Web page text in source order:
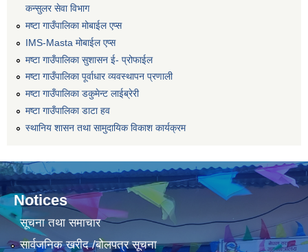
कन्सुलर सेवा विभाग
मष्टा गाउँपालिका मोबाईल एप्स
IMS-Masta मोबाईल एप्स
मष्टा गाउँपालिका सुशासन ई- प्रोफाईल
मष्टा गाउँपालिका पूर्वाधार व्यवस्थापन प्रणाली
मष्टा गाउँपालिका डकुमेन्ट लाईब्रेरी
मष्टा गाउँपालिका डाटा हव
स्थानिय शासन तथा सामुदायिक विकाश कार्यक्रम
Notices
सूचना तथा समाचार
सार्वजनिक खरीद /बोलपत्र सूचना